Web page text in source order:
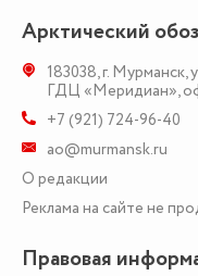
Арктический
183038,г. Мурманск,
ГДЦ «Меридиан»,
+7 (921) 724-96-40
ao@murmansk.ru
О редакции
Реклама на сайте не
Правовая